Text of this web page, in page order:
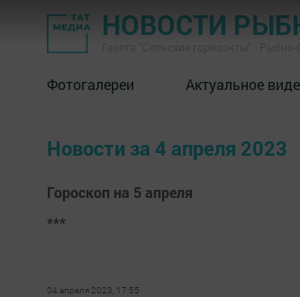
НОВОСТИ
Фотогалереи Актуальное
Новости за 4 апреля 2023
Гороскоп на 5 апреля
***
04 апреля 2023, 17:55